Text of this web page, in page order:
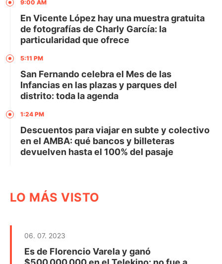
9:00 AM
En Vicente López hay una muestra gratuita
de fotografías de Charly García: la
particularidad que ofrece
5:11 PM
San Fernando celebra el Mes de las
Infancias en las plazas y parques del
distrito: toda la agenda
1:24 PM
Descuentos para viajar en subte y colectivo
en el AMBA: qué bancos y billeteras
devuelven hasta el 100% del pasaje
LO MÁS VISTO
06. 07. 2023
Es de Florencio Varela y ganó